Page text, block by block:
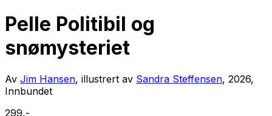
Pelle Politibil og
snømysteriet
Av Jim Hansen, illustrert av Sandra Steffensen, 2026,
Innbundet
299,-